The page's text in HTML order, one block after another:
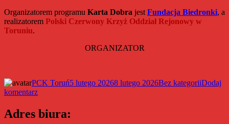
Organizatorem programu Karta Dobra jest Fundacja Biedronki, a
realizatorem Polski Czerwony Krzyż Oddział Rejonowy w
Toruniu.
ORGANIZATOR
Autor
PCK ToruńData
5 lutego 20268 lutego 2026Kategorie
Bez kategoriiDodaj
komentarzdo
miesiące
programu
Adres biura: